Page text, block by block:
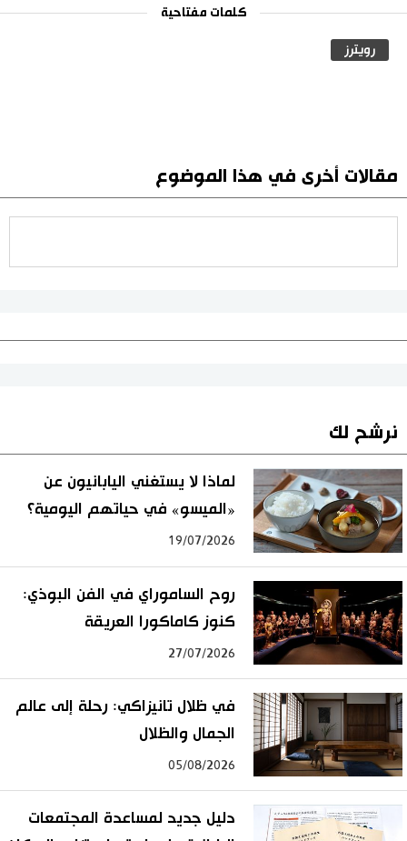
كلمات مفتاحية
رويترز
مقالات أخرى في هذا الموضوع
نرشح لك
لماذا لا يستغني اليابانيون عن
«الميسو» في حياتهم اليومية؟
19/07/2026
روح الساموراي في الفن البوذي:
كنوز كاماكورا العريقة
27/07/2026
في ظلال تانيزاكي: رحلة إلى عالم
الجمال والظلال
05/08/2026
دليل جديد لمساعدة المجتمعات